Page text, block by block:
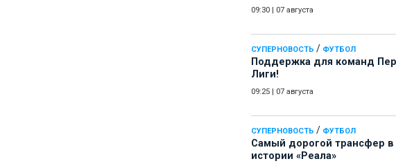
09:30 07 августа
СУПЕРНОВОСТЬ / ФУТБОЛ
Поддержка для команд
Лиги!
09:25 07 августа
СУПЕРНОВОСТЬ / ФУТБОЛ
Самый дорогой трансфер в
истории «Реала»